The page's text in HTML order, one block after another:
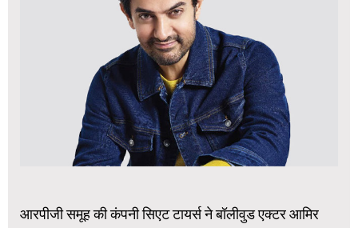
आरपीजी समूह की कंपनी सिएट टायर्स ने बॉलीवुड एक्टर आमिर